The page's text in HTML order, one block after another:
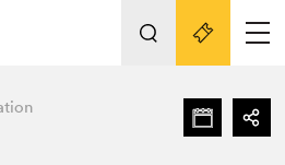
2022 Nos activités